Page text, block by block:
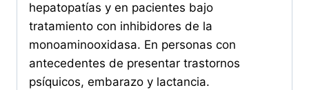
hepatopatías y en pacientes bajo
tratamiento con inhibidores de la
monoaminooxidasa. En personas con
antecedentes de presentar trastornos
psíquicos, embarazo y lactancia.